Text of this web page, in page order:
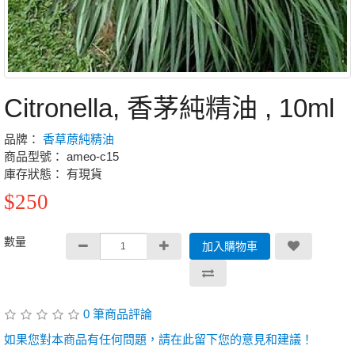
Citronella, 香茅純精油 , 10ml
品牌： 香草蒝純精油
商品型號： ameo-c15
庫存狀態： 有現貨
$250
數量 加入購物車
0 筆商品評論
如果您對本商品有任何問題，請在此留下您的意見和建議！